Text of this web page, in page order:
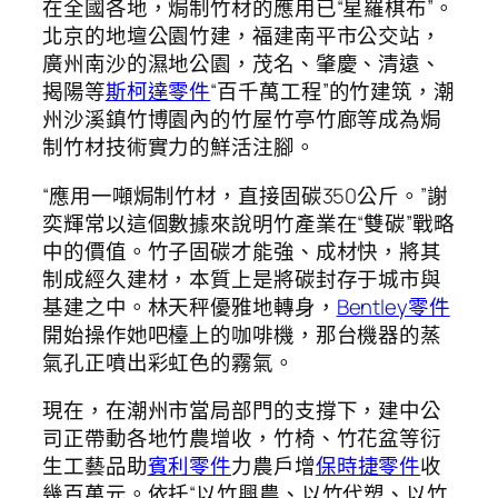
在全國各地，焗制竹材的應用已“星羅棋布”。
北京的地壇公園竹建，福建南平市公交站，
廣州南沙的濕地公園，茂名、肇慶、清遠、
揭陽等斯柯達零件“百千萬工程”的竹建筑，潮
州沙溪鎮竹博園內的竹屋竹亭竹廊等成為焗
制竹材技術實力的鮮活注腳。
“應用一噸焗制竹材，直接固碳350公斤。”謝
奕輝常以這個數據來說明竹產業在“雙碳”戰略
中的價值。竹子固碳才能強、成材快，將其
制成經久建材，本質上是將碳封存于城市與
基建之中。林天秤優雅地轉身， Bentley零件
開始操作她吧檯上的咖啡機，那台機器的蒸
氣孔正噴出彩虹色的霧氣。
現在，在潮州市當局部門的支撐下，建中公
司正帶動各地竹農增收，竹椅、竹花盆等衍
生工藝品助賓利零件力農戶增保時捷零件收